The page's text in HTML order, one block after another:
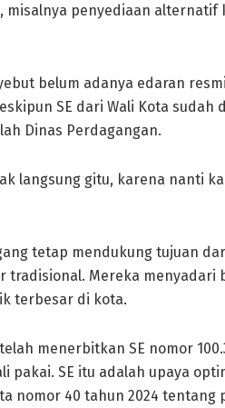
misalnya penyediaan alternatif
belum adanya edaran
SE dari Wali Kota sudah
Dinas Perdagangan.
langsung gitu, karena nanti
tetap mendukung tujuan
tradisional. Mereka menyadari
terbesar di kota.
menerbitkan SE nomor
pakai. SE itu adalah upaya
nomor 40 tahun 2024